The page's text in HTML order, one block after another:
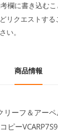
欄に書き込む
リクエストす
い。
商品情報
リーフ＆アー
ピー